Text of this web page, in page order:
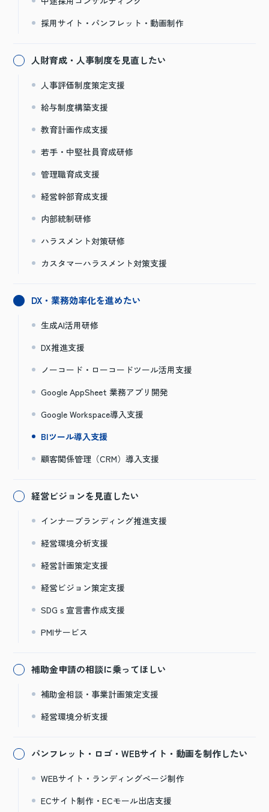
採用サイト・パンフレット・動画制作
人財育成・人事制度を見直したい
人事評価制度策定支援
給与制度構築支援
教育計画作成支援
若手・中堅社員育成研修
管理職育成支援
経営幹部育成支援
内部統制研修
ハラスメント対策研修
カスタマーハラスメント対策支援
DX・業務効率化を進めたい
生成AI活用研修
DX推進支援
ノーコード・ローコードツール活用支援
Google AppSheet 業務アプリ開発
Google Workspace導入支援
BIツール導入支援
顧客関係管理（CRM）導入支援
経営ビジョンを見直したい
インナーブランディング推進支援
経営環境分析支援
経営計画策定支援
経営ビジョン策定支援
SDGｓ宣言書作成支援
PMIサービス
補助金申請の相談に乗ってほしい
補助金相談・事業計画策定支援
経営環境分析支援
パンフレット・ロゴ・WEBサイト・動画を制作したい
WEBサイト・ランディングページ制作
ECサイト制作・ECモール出店支援